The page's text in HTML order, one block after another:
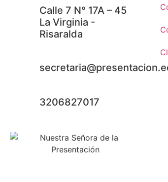
Calle 7 N° 17A – 45
La Virginia -
Risaralda
3206827017